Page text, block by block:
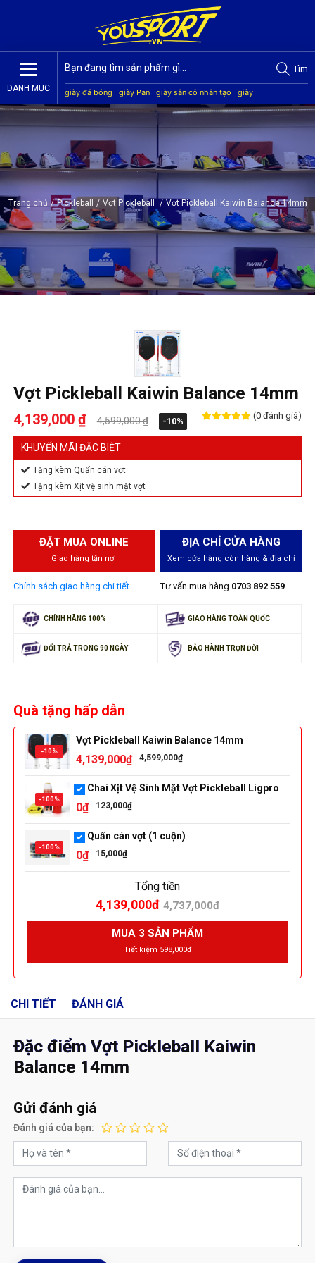
DANH MỤC
Tìm
giày đá bóng giày Pan giày sân cỏ nhân tạo
giày
Jogarbola
giày Mitre giày Akka quần áo bóng đá
giày
Trang chủ / Pickleball / Vợt Pickleball / Vợt Pickleball Kaiwin Balance 14mm
Vợt Pickleball Kaiwin Balance 14mm
4,139,000 ₫ 4,599,000 ₫ -10%
(0 đánh giá)
KHUYẾN MÃI ĐẶC BIỆT
Tặng kèm Quấn cán vợt
Tặng kèm Xịt vệ sinh mặt vợt
ĐẶT MUA ONLINE
Giao hàng tận nơi
Chính sách giao hàng chi tiết
ĐỊA CHỈ CỬA HÀNG
Xem cửa hàng còn hàng & địa chỉ
Tư vấn mua hàng 0703 892 559
CHÍNH HÃNG 100% GIAO HÀNG TOÀN QUỐC
ĐỔI TRẢ TRONG 90 NGÀY BẢO HÀNH TRỌN ĐỜI
Quà tặng hấp dẫn
Vợt Pickleball Kaiwin Balance 14mm
4,139,000₫ 4,599,000₫
-10%
Chai Xịt Vệ Sinh Mặt Vợt Pickleball Ligpro
0₫ 123,000₫
-100%
Quấn cán vợt (1 cuộn)
0₫ 15,000₫
-100%
Tổng tiền
4,139,000đ 4,737,000đ
MUA 3 SẢN PHẨM
Tiết kiệm 598,000đ
CHI TIẾT ĐÁNH GIÁ
Đặc điểm Vợt Pickleball Kaiwin
Balance 14mm
Gửi đánh giá
Đánh giá của bạn: